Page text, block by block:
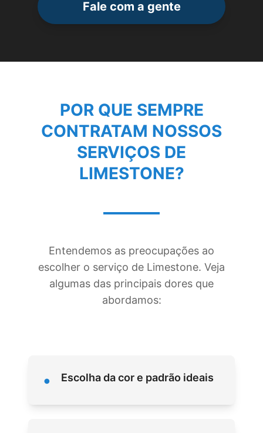
Fale com a gente
POR QUE SEMPRE
CONTRATAM NOSSOS
SERVIÇOS DE
LIMESTONE?
Entendemos as preocupações ao
escolher o serviço de Limestone. Veja
algumas das principais dores que
abordamos:
• Escolha da cor e padrão ideais